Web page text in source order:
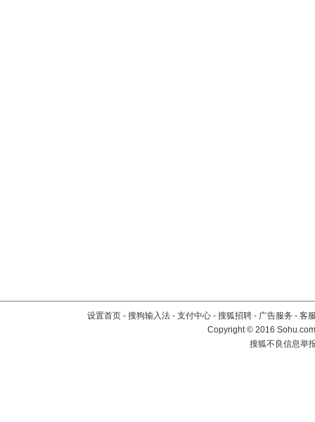
设置首页 - 搜狗输入法 - 支付中心 - 搜狐招聘 - 广告服务 - 客
Copyright©2016
搜狐不良信息举